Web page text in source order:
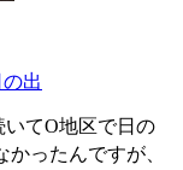
出
てO地区で日の
かったんですが、